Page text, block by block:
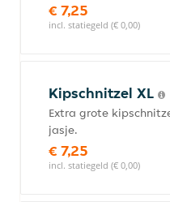
€ 7,25
incl. statiegeld (€ 0,00)
Kipschnitzel XL
Extra grote
jasje.
€ 7,25
incl. statiegeld (€ 0,00)